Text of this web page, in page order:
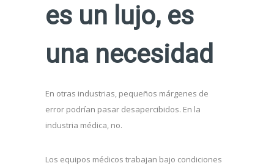
es un lujo, es
una necesidad
En otras industrias, pequeños márgenes de
error podrían pasar desapercibidos. En la
industria médica, no.
Los equipos médicos trabajan bajo condiciones